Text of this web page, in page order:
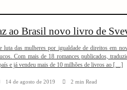
ao Brasil novo livro de
luta das mulheres por igualdade de direitos em
Com mais de 18 romances publicados,
e já vendeu mais de 10 milhões de livros ao […]
14 de agosto de 2019 2 min Read